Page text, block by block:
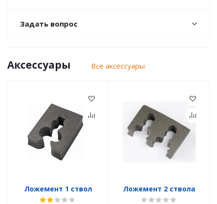
Задать вопрос
Аксессуары Все аксессуары
Ложемент 1 ствол Ложемент 2 ствола